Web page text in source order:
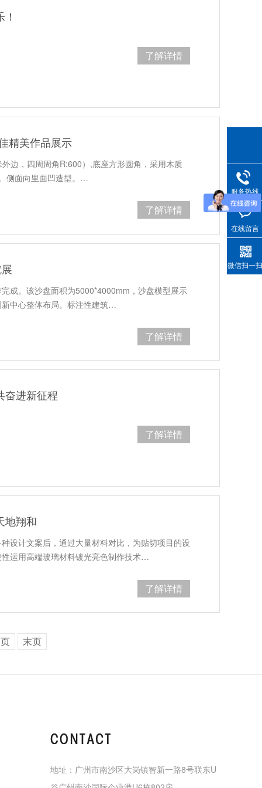
了解详情
精美作品展示
边，四周周角R:600）,底座方形圆角，采用木质
侧面向里面凹造型。…
了解详情
成。该沙盘面积为5000*4000mm，沙盘模型展示
中心整体布局。标注性建筑…
了解详情
奋进新征程
了解详情
地翔和
设计文案后，通过大量材料对比，为贴切项目的设
运用高端玻璃材料镀光亮色制作技术…
了解详情
末页
地址：广州市南沙区大岗镇智新一路8号联东U
服务热线
在线留言
微信扫一扫